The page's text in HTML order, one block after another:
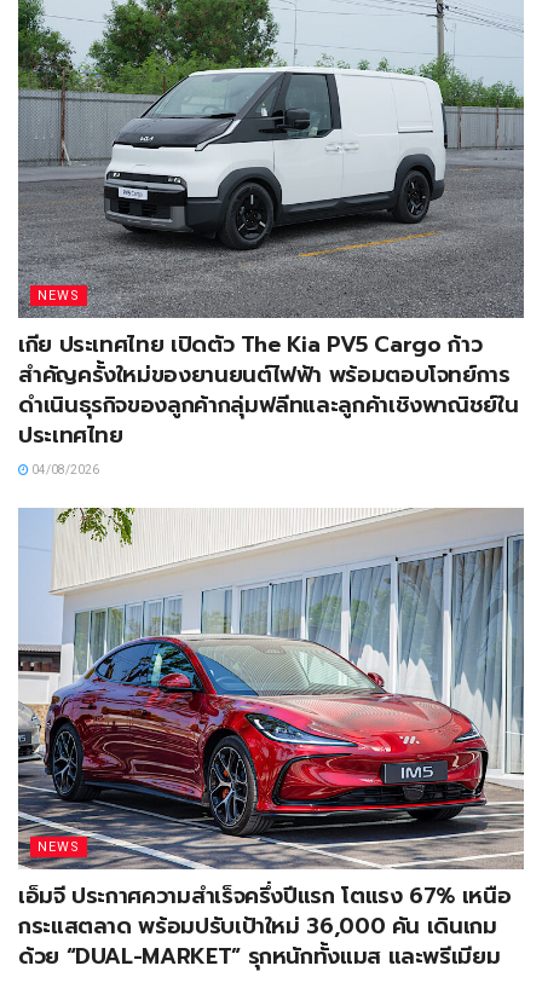
NEWS
เกีย ประเทศไทย เปิดตัว The Kia PV5 Cargo ก้าว
สำคัญครั้งใหม่ของยานยนต์ไฟฟ้า พร้อมตอบโจทย์การ
ดำเนินธุรกิจของลูกค้ากลุ่มฟลีทและลูกค้าเชิงพาณิชย์ใน
ประเทศไทย
04/08/2026
NEWS
เอ็มจี ประกาศความสำเร็จครึ่งปีแรก โตแรง 67% เหนือ
กระแสตลาด พร้อมปรับเป้าใหม่ 36,000 คัน เดินเกม
ด้วย “DUAL-MARKET” รุกหนักทั้งแมส และพรีเมียม